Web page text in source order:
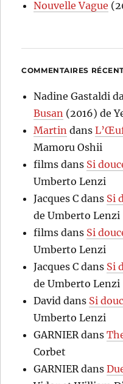
Nouvelle Vague
COMMENTAIRES
Nadine Gastaldi
Busan (2016) de
Martin dans
Mamoru Oshii
films dans Si
Umberto Lenzi
Jacques C dans Si
de Umberto Lenzi
films dans Si
Umberto Lenzi
Jacques C dans Si
de Umberto Lenzi
David dans Si
Umberto Lenzi
GARNIER dans
Corbet
GARNIER dans